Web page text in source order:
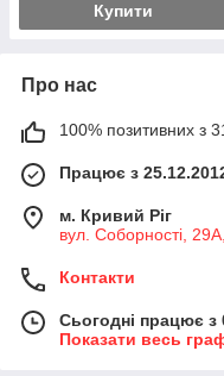
Купити
Про нас
100% позитивних з
Працює з
м. Кривий Ріг
вул. Соборності,
Контакти
Сьогодні працює з
Показати весь